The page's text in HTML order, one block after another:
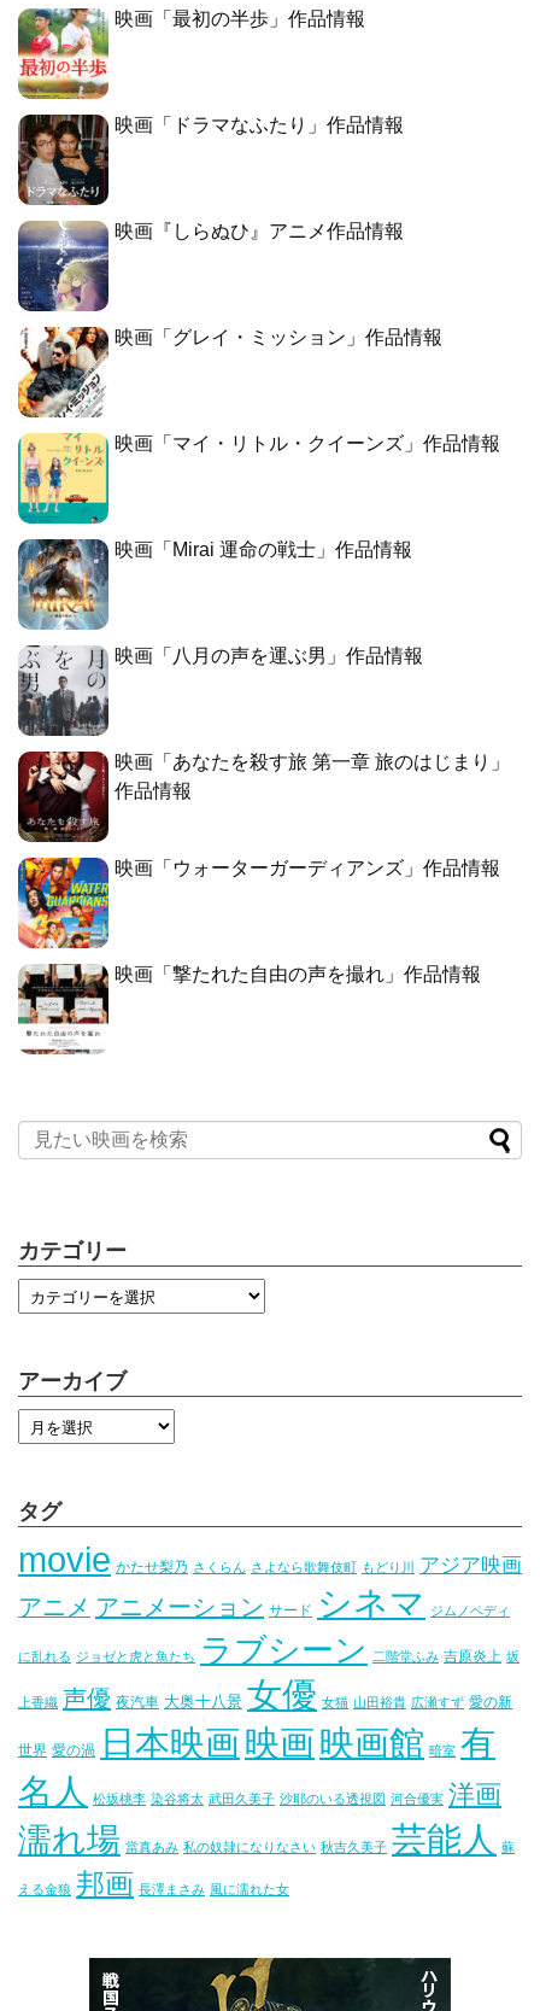
映画「最初の半歩」作品情報
映画「ドラマなふたり」作品情報
映画『しらぬひ』アニメ作品情報
映画「グレイ・ミッション」作品情報
映画「マイ・リトル・クイーンズ」作品情報
映画「Mirai 運命の戦士」作品情報
映画「八月の声を運ぶ男」作品情報
映画「あなたを殺す旅 第一章 旅のはじまり」
作品情報
映画「ウォーターガーディアンズ」作品情報
映画「撃たれた自由の声を撮れ」作品情報
カテゴリー
アーカイブ
タグ
movie かたせ梨乃 さくらん さよなら歌舞伎町 もどり川 アジア映画
アニメ アニメーション サード シネマ ジムノペディ
に乱れる ジョゼと虎と魚たち ラブシーン 二階堂ふみ 吉原炎上 坂
上香織 声優 夜汽車 大奥十八景 女優 女猫 山田裕貴 広瀬すず 愛の新
世界 愛の渦 日本映画映画映画館 暗室 有
名人
松坂桃李 染谷将太 武田久美子 沙耶のいる透視図 河合優実 洋画
濡れ場 當真あみ 私の奴隷になりなさい 秋吉久美子 芸能人 蘇
える金狼 邦画 長澤まさみ 風に濡れた女